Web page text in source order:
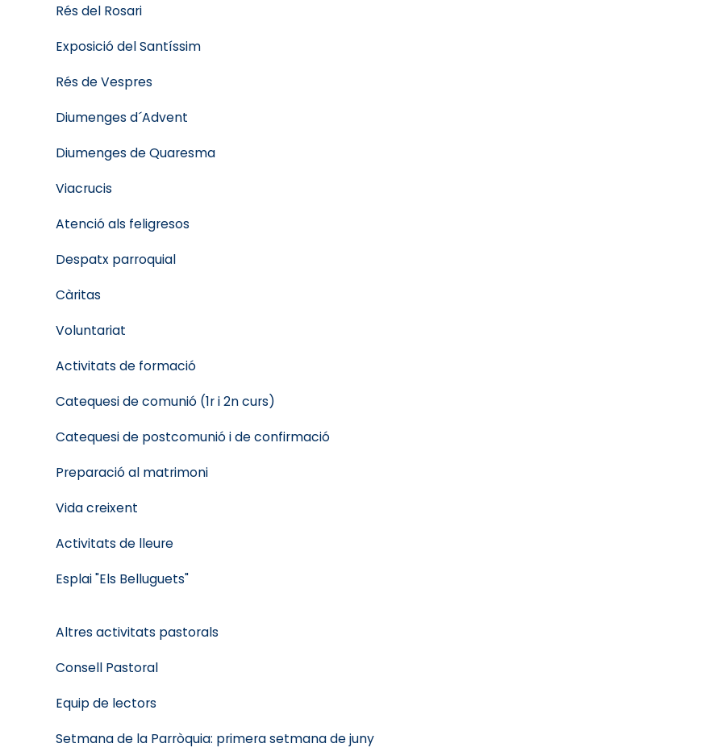
Rés del Rosari
Exposició del Santíssim
Rés de Vespres
Diumenges d´Advent
Diumenges de Quaresma
Viacrucis
Atenció als feligresos
Despatx parroquial
Càritas
Voluntariat
Activitats de formació
Catequesi de comunió (1r i 2n curs)
Catequesi de postcomunió i de confirmació
Preparació al matrimoni
Vida creixent
Activitats de lleure
Esplai "Els Belluguets"
Altres activitats pastorals
Consell Pastoral
Equip de lectors
Setmana de la Parròquia: primera setmana de juny